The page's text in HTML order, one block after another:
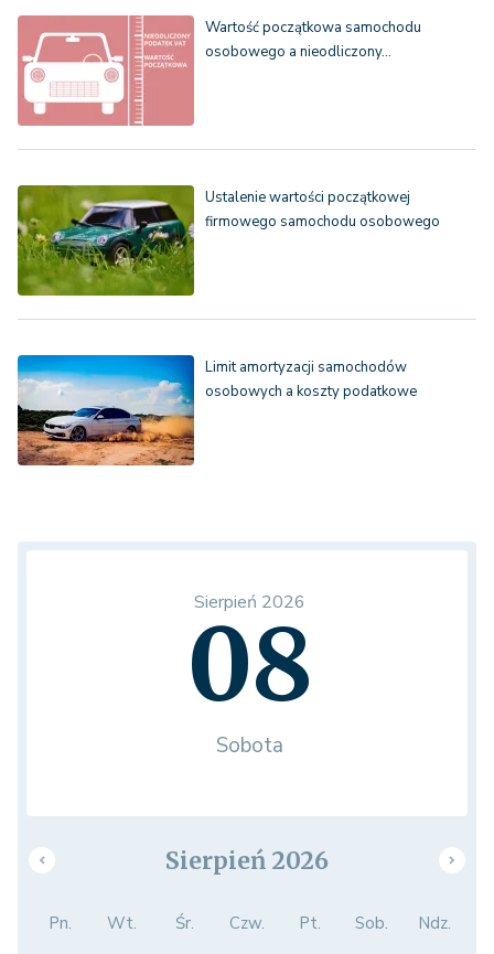
Wartość początkowa samochodu
osobowego a nieodliczony…
Ustalenie wartości początkowej
firmowego samochodu osobowego
Limit amortyzacji samochodów
osobowych a koszty podatkowe
Sierpień 2026
08
Sobota
Sierpień 2026
Pn. Wt. Śr. Czw. Pt. Sob. Ndz.